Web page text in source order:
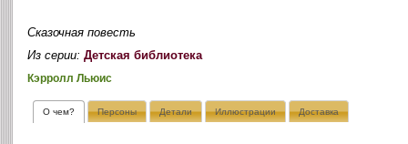
Сказочная повесть
Из серии:Детская библиотека
Кэрролл Льюис
О чем? Персоны Детали Иллюстрации Доставка